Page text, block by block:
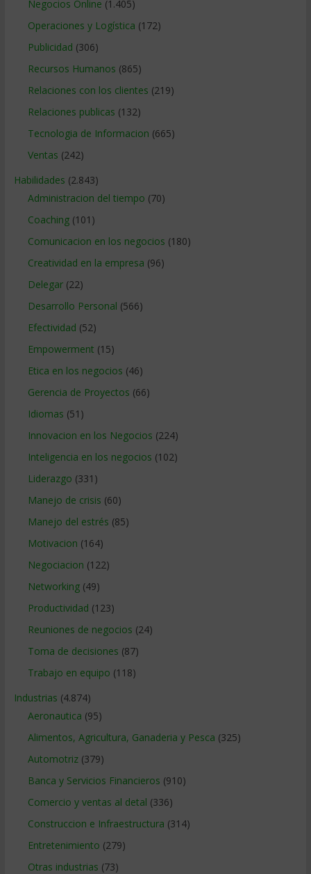
Negocios Online (1.405)
Operaciones y Logística (172)
Publicidad (306)
Recursos Humanos (865)
Relaciones con los clientes (219)
Relaciones publicas (132)
Tecnologia de Informacion (665)
Ventas (242)
Habilidades (2.843)
Administracion del tiempo (70)
Coaching(101)
Comunicacion en los negocios (180)
Creatividad en la empresa (96)
Delegar(22)
Desarrollo Personal (566)
Efectividad (52)
Empowerment (15)
Etica en los negocios (46)
Gerencia de Proyectos (66)
Idiomas (51)
Innovacion en los Negocios (224)
Inteligencia en los negocios (102)
Liderazgo (331)
Manejo de crisis (60)
Manejo del estrés (85)
Motivacion (164)
Negociacion (122)
Networking(49)
Productividad (123)
Reuniones de negocios (24)
Toma de decisiones (87)
Trabajo en equipo (118)
Industrias (4.874)
Aeronautica (95)
Alimentos, Agricultura, Ganaderia y Pesca (325)
Automotriz(379)
Banca y Servicios Financieros (910)
Comercio y ventas al detal (336)
Construccion e Infraestructura (314)
Entretenimiento (279)
Otras industrias (73)